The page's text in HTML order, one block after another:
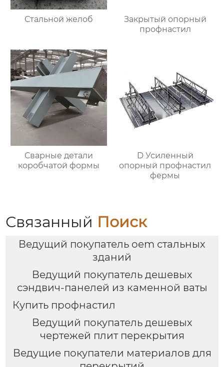
Стальной желоб
Закрытый опорный
профнастил
Сварные детали
коробчатой формы
D Усиленный
опорный профнастил
фермы
Связанный Поиск
Ведущий покупатель oem стальных
зданий
Ведущий покупатель дешевых
сэндвич-панелей из каменной ваты
Купить профнастил
Ведущий покупатель дешевых
чертежей плит перекрытия
Ведущие покупатели материалов для